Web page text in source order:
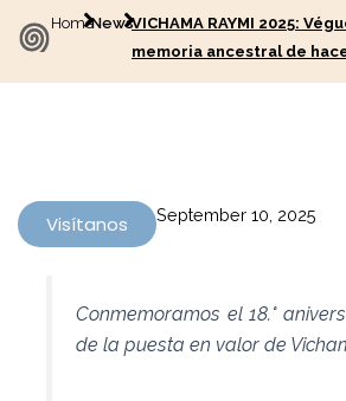
HomeNewsVICHAMA RAYMI 2025:
memoria ancestral de
Visítanos September 10, 2025
Conmemoramos el 18.°
de la puesta en valor de